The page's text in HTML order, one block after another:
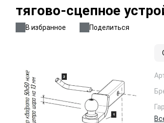
тягово-сцепное
В избранное Поделиться